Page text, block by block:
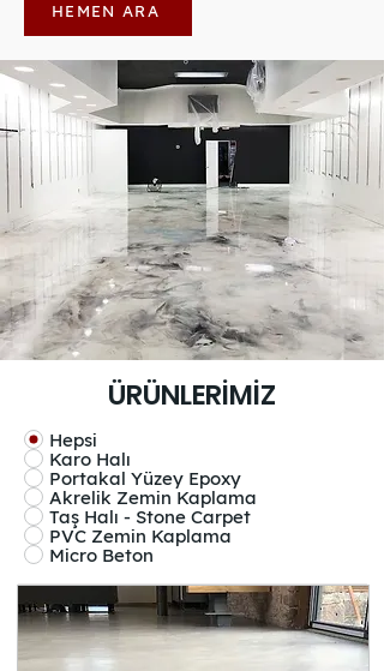
HEMEN ARA
ÜRÜNLERİMİZ
Hepsi
Karo Halı
Portakal Yüzey Epoxy
Akrelik Zemin Kaplama
Taş Halı - Stone Carpet
PVC Zemin Kaplama
Micro Beton